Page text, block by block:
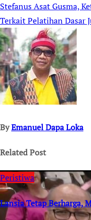
Post
navigation
Stefanus Asat Gusma,
Terkait Pelatihan Dasar
ByEmanuel Dapa Loka
Related Post
Peristiwa
Lansia Tetap Berharga,